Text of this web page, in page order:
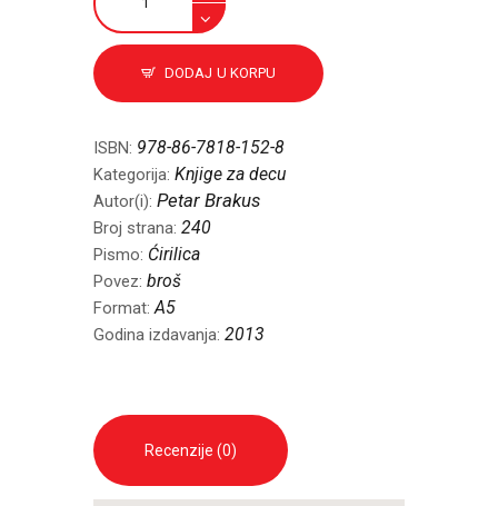
za
malog
princa
i
princ
količina
DODAJ U KORPU
ISBN: 978-86-7818-152-8
Kategorija: Knjige za decu
Autor(i): Petar Brakus
Broj strana: 240
Pismo: Ćirilica
Povez: broš
Format:A5
Godina izdavanja: 2013
Recenzije (0)